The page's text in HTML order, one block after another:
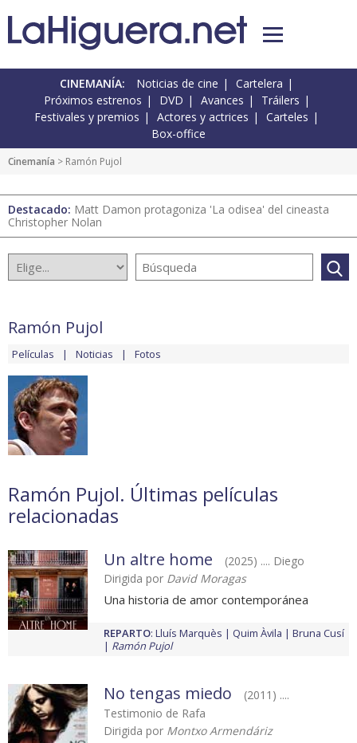
CINEMANÍA: Noticias de cine
Cartelera
Próximos estrenos
DVD Avances
Tráilers
Festivales y premios
Actores y actrices
Carteles
Box-office
Cinemanía > Ramón Pujol
Destacado: Matt Damon protagoniza 'La odisea' del cineasta
Christopher Nolan
Ramón Pujol
Películas Noticias Fotos
Ramón Pujol. Últimas películas
relacionadas
Un altre home
(2025) .... Diego
Dirigida por David Moragas
Una historia de amor contemporánea
REPARTO: Lluís Marquès Quim Àvila
Bruna Cusí
Ramón Pujol
No tengas miedo
(2011) ....
Testimonio de Rafa
Dirigida por Montxo Armendáriz